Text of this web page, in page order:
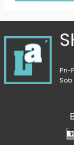
Pn-
Sob